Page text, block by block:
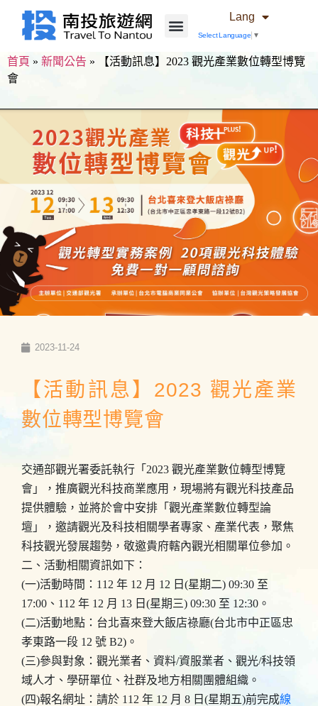
Lang
Select Language ▼
首頁 » 新聞公告 »
【活動訊息】2023 觀光產業數位轉型博覽
會
2023-11-24
【活動訊息】2023 觀光產業
數位轉型博覽會
交通部觀光署委託執行「2023 觀光產業數位轉型博覽
會」，推廣觀光科技商業應用，現場將有觀光科技產品
提供體驗，並將於會中安排「觀光產業數位轉型論
壇」，邀請觀光及科技相關學者專家、產業代表，聚焦
科技觀光發展趨勢，敬邀貴府轄內觀光相關單位參加。
二、活動相關資訊如下：
(一)活動時間：112 年 12 月 12 日(星期二) 09:30 至
17:00、112 年 12 月 13 日(星期三) 09:30 至 12:30。
(二)活動地點：台北喜來登大飯店祿廳(台北市中正區忠
孝東路一段 12 號 B2)。
(三)參與對象：觀光業者、資料/資服業者、觀光/科技領
域人才、學研單位、社群及地方相關團體組織。
(四)報名網址：請於 112 年 12 月 8 日(星期五)前完成線